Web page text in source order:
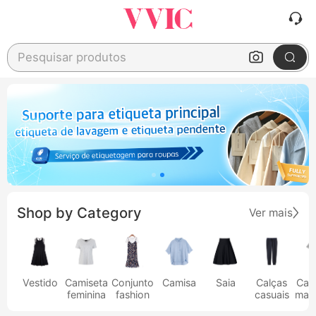
Pesquisar produtos
Shop by Category Ver mais
Vestido
Camiseta
feminina
Conjunto
fashion
Camisa Saia
Calças
casuais